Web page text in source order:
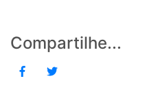
Compartilhe...